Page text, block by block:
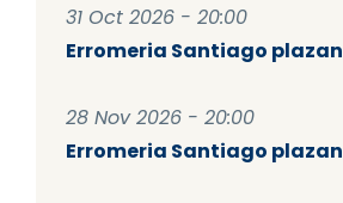
31 Oct 2026 - 20:00
Erromeria Santiago plazan
28 Nov 2026 - 20:00
Erromeria Santiago plazan